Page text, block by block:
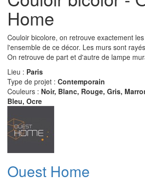
Home
Couloir bicolore, on retrouve exactement
l'ensemble de ce décor. Les murs sont
On retrouve de part et d'autre de lampe
Lieu : Paris
Type de projet : Contemporain
Couleurs : Noir, Blanc, Rouge, Gris,
Bleu, Ocre
Ouest Home